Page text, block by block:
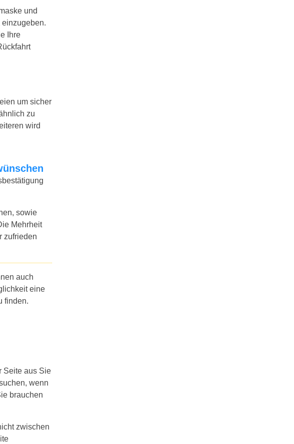
und
Ihre
um sicher
zu
wird
sowie
Mehrheit
zufrieden
auch
eine
finden.
Seite aus Sie
wenn
brauchen
zwischen